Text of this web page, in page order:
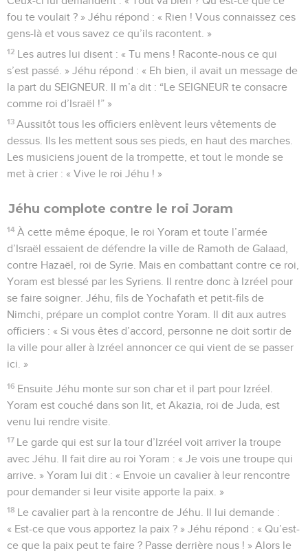
fou te voulait ? » Jéhu répond : « Rien ! Vous connaissez ces
gens-là et vous savez ce qu’ils racontent. »
12 Les autres lui disent : « Tu mens ! Raconte-nous ce qui
s’est passé. » Jéhu répond : « Eh bien, il avait un message de
la part du SEIGNEUR. Il m’a dit : “Le SEIGNEUR te consacre
comme roi d’Israël !” »
13 Aussitôt tous les officiers enlèvent leurs vêtements de
dessus. Ils les mettent sous ses pieds, en haut des marches.
Les musiciens jouent de la trompette, et tout le monde se
met à crier : « Vive le roi Jéhu ! »
Jéhu complote contre le roi Joram
14 À cette même époque, le roi Yoram et toute l’armée
d’Israël essaient de défendre la ville de Ramoth de Galaad,
contre Hazaël, roi de Syrie. Mais en combattant contre ce roi,
Yoram est blessé par les Syriens. Il rentre donc à Izréel pour
se faire soigner. Jéhu, fils de Yochafath et petit-fils de
Nimchi, prépare un complot contre Yoram. Il dit aux autres
officiers : « Si vous êtes d’accord, personne ne doit sortir de
la ville pour aller à Izréel annoncer ce qui vient de se passer
ici. »
16 Ensuite Jéhu monte sur son char et il part pour Izréel.
Yoram est couché dans son lit, et Akazia, roi de Juda, est
venu lui rendre visite.
17 Le garde qui est sur la tour d’Izréel voit arriver la troupe
avec Jéhu. Il fait dire au roi Yoram : « Je vois une troupe qui
arrive. » Yoram lui dit : « Envoie un cavalier à leur rencontre
pour demander si leur visite apporte la paix. »
18 Le cavalier part à la rencontre de Jéhu. Il lui demande :
« Est-ce que vous apportez la paix ? » Jéhu répond : « Qu’est-
ce que la paix peut te faire ? Passe derrière nous ! » Alors le